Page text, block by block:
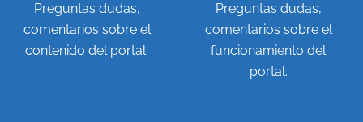
Preguntas dudas,
comentarios sobre el
contenido del portal.
Preguntas dudas,
comentarios sobre el
funcionamiento del
portal.